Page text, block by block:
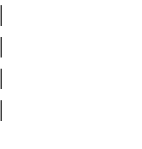
|
|
|
|